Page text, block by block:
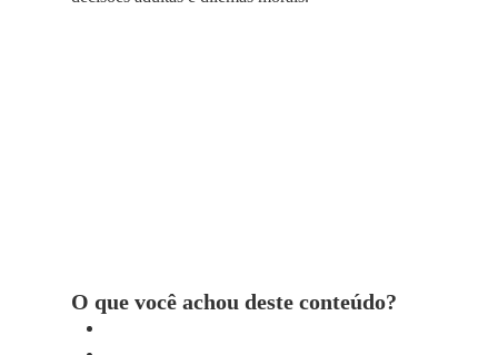
O que você achou deste conteúdo?